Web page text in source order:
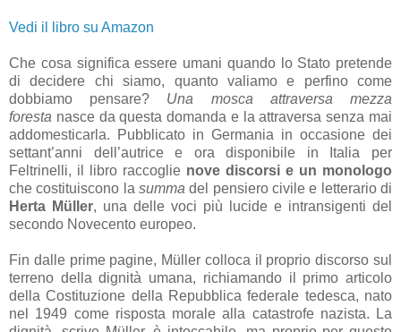
Vedi il libro su Amazon
Che cosa significa essere umani quando lo Stato pretende
di decidere chi siamo, quanto valiamo e perfino come
dobbiamo pensare? Una mosca attraversa mezza
foresta nasce da questa domanda e la attraversa senza mai
addomesticarla. Pubblicato in Germania in occasione dei
settant’anni dell’autrice e ora disponibile in Italia per
Feltrinelli, il libro raccoglie nove discorsi e un monologo
che costituiscono la summa del pensiero civile e letterario di
Herta Müller, una delle voci più lucide e intransigenti del
secondo Novecento europeo.
Fin dalle prime pagine, Müller colloca il proprio discorso sul
terreno della dignità umana, richiamando il primo articolo
della Costituzione della Repubblica federale tedesca, nato
nel 1949 come risposta morale alla catastrofe nazista. La